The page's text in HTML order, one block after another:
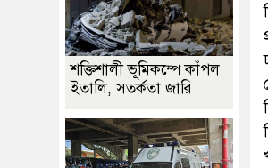
শক্তিশালী ভূমিকম্পে কাঁপল
ইতালি, সতর্কতা জারি